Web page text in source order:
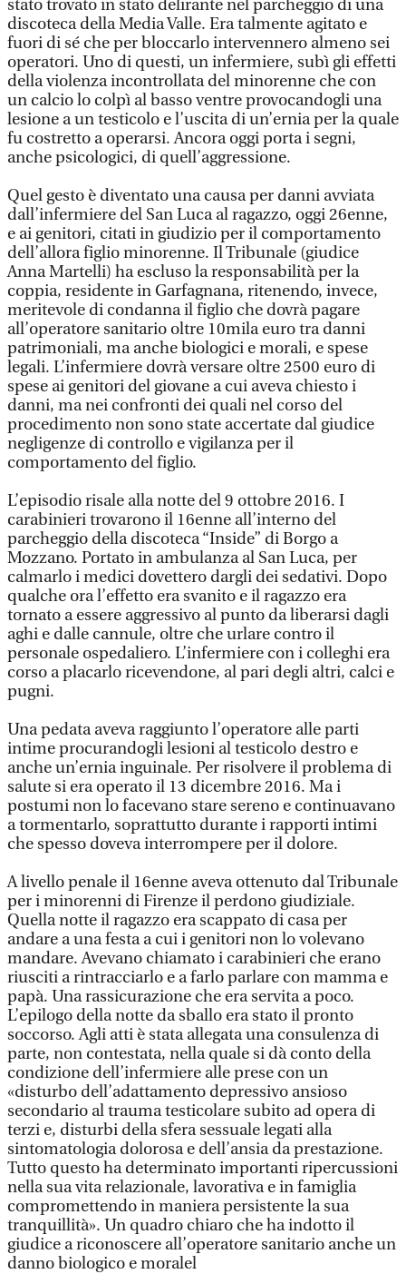
stato trovato in stato delirante nel parcheggio di una
discoteca della Media Valle. Era talmente agitato e
fuori di sé che per bloccarlo intervennero almeno sei
operatori. Uno di questi, un infermiere, subì gli effetti
della violenza incontrollata del minorenne che con
un calcio lo colpì al basso ventre provocandogli una
lesione a un testicolo e l’uscita di un’ernia per la quale
fu costretto a operarsi. Ancora oggi porta i segni,
anche psicologici, di quell’aggressione.
Quel gesto è diventato una causa per danni avviata
dall’infermiere del San Luca al ragazzo, oggi 26enne,
e ai genitori, citati in giudizio per il comportamento
dell’allora figlio minorenne. Il Tribunale (giudice
Anna Martelli) ha escluso la responsabilità per la
coppia, residente in Garfagnana, ritenendo, invece,
meritevole di condanna il figlio che dovrà pagare
all’operatore sanitario oltre 10mila euro tra danni
patrimoniali, ma anche biologici e morali, e spese
legali. L’infermiere dovrà versare oltre 2500 euro di
spese ai genitori del giovane a cui aveva chiesto i
danni, ma nei confronti dei quali nel corso del
procedimento non sono state accertate dal giudice
negligenze di controllo e vigilanza per il
comportamento del figlio.
L’episodio risale alla notte del 9 ottobre 2016. I
carabinieri trovarono il 16enne all’interno del
parcheggio della discoteca “Inside” di Borgo a
Mozzano. Portato in ambulanza al San Luca, per
calmarlo i medici dovettero dargli dei sedativi. Dopo
qualche ora l’effetto era svanito e il ragazzo era
tornato a essere aggressivo al punto da liberarsi dagli
aghi e dalle cannule, oltre che urlare contro il
personale ospedaliero. L’infermiere con i colleghi era
corso a placarlo ricevendone, al pari degli altri, calci e
pugni.
Una pedata aveva raggiunto l’operatore alle parti
intime procurandogli lesioni al testicolo destro e
anche un’ernia inguinale. Per risolvere il problema di
salute si era operato il 13 dicembre 2016. Ma i
postumi non lo facevano stare sereno e continuavano
a tormentarlo, soprattutto durante i rapporti intimi
che spesso doveva interrompere per il dolore.
A livello penale il 16enne aveva ottenuto dal Tribunale
per i minorenni di Firenze il perdono giudiziale.
Quella notte il ragazzo era scappato di casa per
andare a una festa a cui i genitori non lo volevano
mandare. Avevano chiamato i carabinieri che erano
riusciti a rintracciarlo e a farlo parlare con mamma e
papà. Una rassicurazione che era servita a poco.
L’epilogo della notte da sballo era stato il pronto
soccorso. Agli atti è stata allegata una consulenza di
parte, non contestata, nella quale si dà conto della
condizione dell’infermiere alle prese con un
«disturbo dell’adattamento depressivo ansioso
secondario al trauma testicolare subito ad opera di
terzi e, disturbi della sfera sessuale legati alla
sintomatologia dolorosa e dell’ansia da prestazione.
Tutto questo ha determinato importanti ripercussioni
nella sua vita relazionale, lavorativa e in famiglia
compromettendo in maniera persistente la sua
tranquillità». Un quadro chiaro che ha indotto il
giudice a riconoscere all’operatore sanitario anche un
danno biologico e moralel